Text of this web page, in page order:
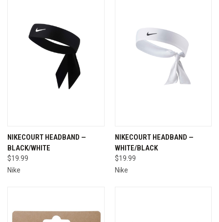
NIKECOURT HEADBAND —
BLACK/WHITE
$19.99
Nike
NIKECOURT HEADBAND —
WHITE/BLACK
$19.99
Nike